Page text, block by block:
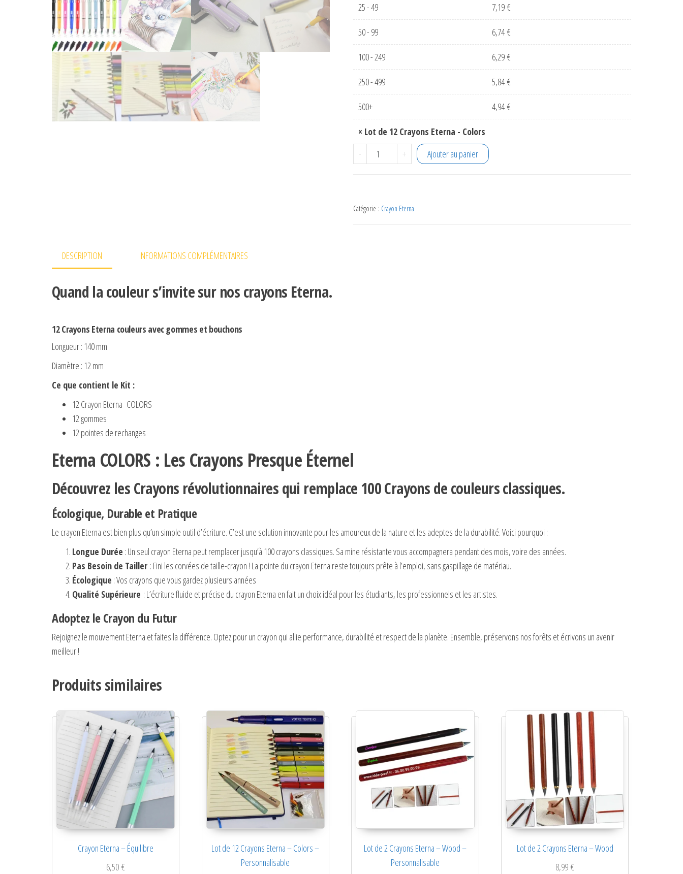
25 - 49 7,19€
50 - 99 6,74€
100 - 249 6,29€
250 - 499 5,84€
500+ 4,94€
× Lot de 12 Crayons Eterna - Colors
-
quantité de Lot de 12 Crayons Eterna - Colors
+ Ajouter au panier
Catégorie : Crayon Eterna
DESCRIPTION INFORMATIONS COMPLÉMENTAIRES
Quand la couleur s’invite sur nos crayons Eterna.
12 Crayons Eterna couleurs avec gommes et bouchons
Longueur : 140 mm
Diamètre : 12 mm
Ce que contient le Kit :
12 Crayon Eterna COLORS
12 gommes
12 pointes de rechanges
Eterna COLORS : Les Crayons Presque Éternel
Découvrez les Crayons révolutionnaires qui remplace 100 Crayons de couleurs classiques.
Écologique, Durable et Pratique
Le crayon Eterna est bien plus qu’un simple outil d’écriture. C’est une solution innovante pour les amoureux de la nature et les adeptes de la durabilité. Voici pourquoi :
Longue Durée : Un seul crayon Eterna peut remplacer jusqu’à 100 crayons classiques. Sa mine résistante vous accompagnera pendant des mois, voire des années.
Pas Besoin de Tailler : Fini les corvées de taille-crayon ! La pointe du crayon Eterna reste toujours prête à l’emploi, sans gaspillage de matériau.
Écologique : Vos crayons que vous gardez plusieurs années
Qualité Supérieure : L’écriture fluide et précise du crayon Eterna en fait un choix idéal pour les étudiants, les professionnels et les artistes.
Adoptez le Crayon du Futur
Rejoignez le mouvement Eterna et faites la différence. Optez pour un crayon qui allie performance, durabilité et respect de la planète. Ensemble, préservons nos forêts et écrivons un avenir
meilleur !
Produits similaires
Crayon Eterna – Équilibre
6,50€
Lot de 12 Crayons Eterna – Colors –
Personnalisable
Lot de 2 Crayons Eterna – Wood –
Personnalisable
Lot de 2 Crayons Eterna – Wood
8,99€